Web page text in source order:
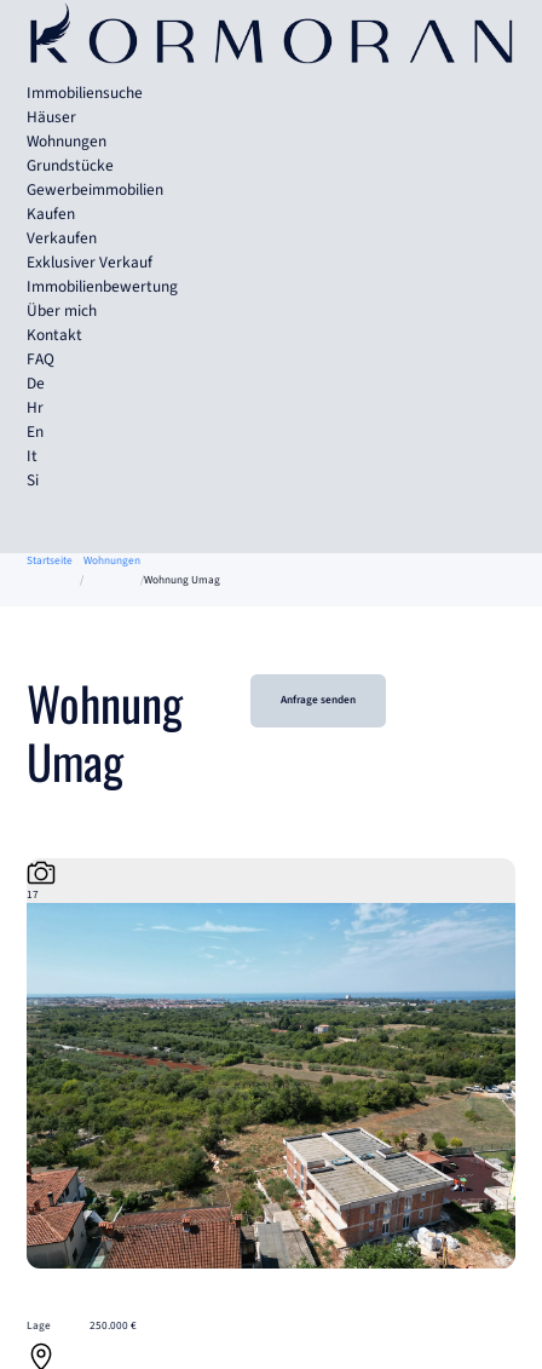
Immobiliensuche
Häuser
Wohnungen
Grundstücke
Gewerbeimmobilien
Kaufen
Verkaufen
Exklusiver Verkauf
Immobilienbewertung
Über mich
Kontakt
FAQ
De
Hr
En
It
Si
Startseite
Wohnungen
Wohnung Umag
Wohnung
Umag
Anfrage senden
17
Lage 250.000 €